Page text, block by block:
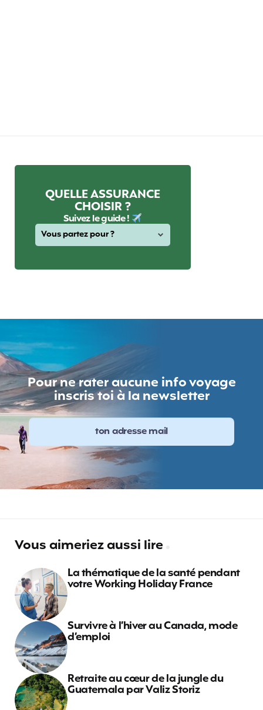
QUELLE ASSURANCE
CHOISIR ?
Suivez le guide !
Pour ne rater aucune info voyage
inscris toi à la newsletter
Vous aimeriez aussi lire
La thématique de la santé pendant
votre Working Holiday France
Survivre à l’hiver au Canada, mode
d’emploi
Retraite au cœur de la jungle du
Guatemala par Valiz Storiz